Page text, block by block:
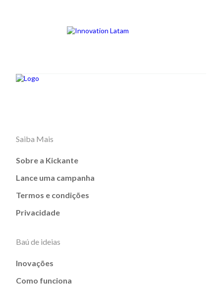
Saiba Mais
Sobre a Kickante
Lance uma campanha
Termos e condições
Privacidade
Baú de ideias
Inovações
Como funciona